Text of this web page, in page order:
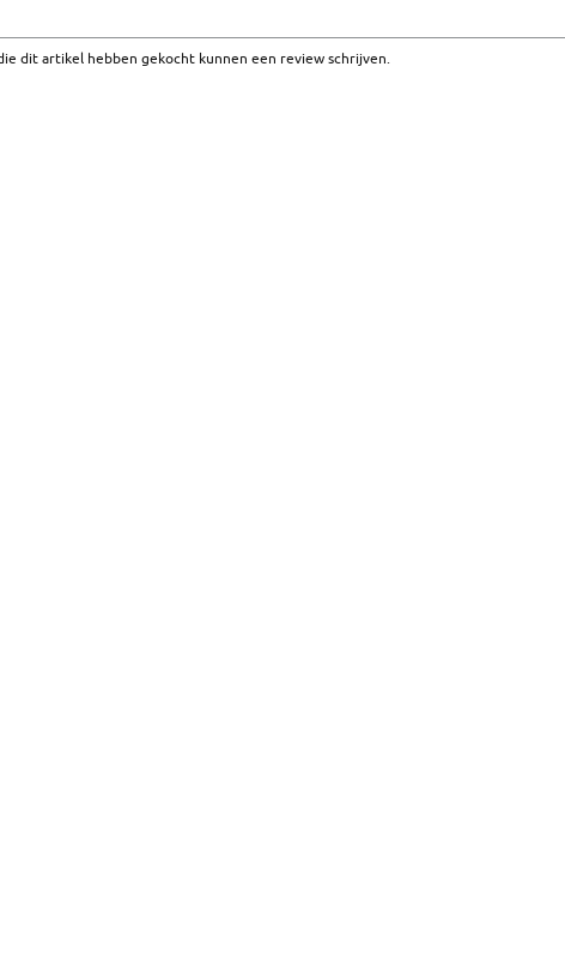
dit artikel hebben gekocht kunnen een review schrijven.